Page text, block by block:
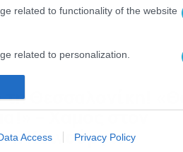
related to functionality of the website
related to personalization.
related to security, including
and other user protection.
Access Privacy Policy
Θεσσαλονίκη!
– Χαμός στον
η Καινούργιου